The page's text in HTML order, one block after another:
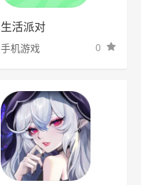
生活派对
手机游戏 0